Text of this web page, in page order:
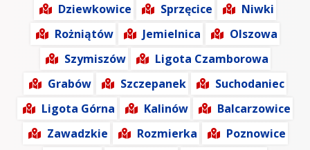
Dziewkowice
Sprzęcice
Niwki
Rożniątów
Jemielnica
Olszowa
Szymiszów
Ligota Czamborowa
Grabów
Szczepanek
Suchodaniec
Ligota Górna
Kalinów
Balcarzowice
Zawadzkie
Rozmierka
Poznowice